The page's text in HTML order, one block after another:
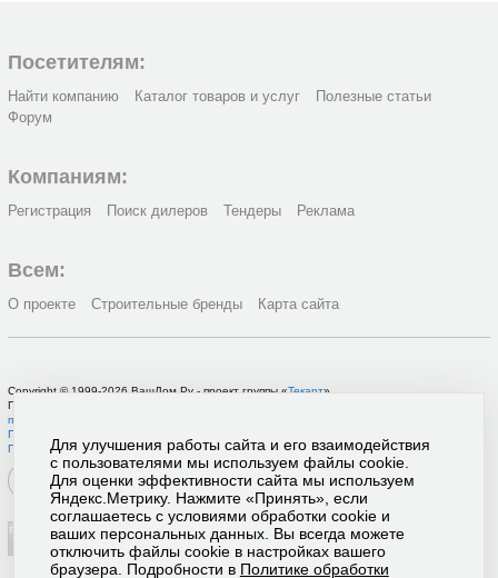
Посетителям:
Найти компанию Каталог товаров и услуг
Полезные статьи
Форум
Компаниям:
Регистрация Поиск дилеров Тендеры Реклама
Всем:
О проекте Строительные бренды Карта сайта
Copyright © 1999-2026 ВашДом.Ру - проект группы «Текарт»
По вопросам связанным с работой портала вы можете связаться с нашей
поддержки
Политика в отношении обработки персональных данных
Пользовательское соглашение
Для улучшения работы сайта и его взаимодействия
с пользователями мы используем файлы cookie.
Для оценки эффективности сайта мы используем
Яндекс.Метрику. Нажмите «Принять», если
соглашаетесь с условиями обработки cookie и
ваших персональных данных. Вы всегда можете
отключить файлы cookie в настройках вашего
браузера. Подробности в Политике обработки